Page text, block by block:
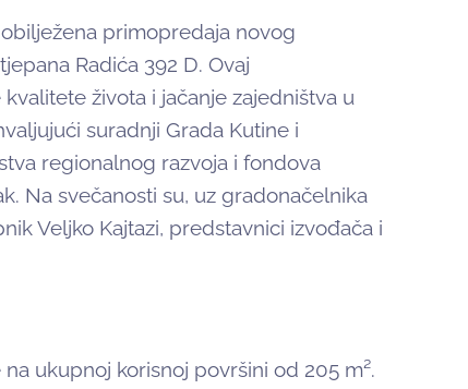
primopredaja novog
Radića 392 D. Ovaj
života i jačanje zajedništva u
suradnji Grada Kutine i
regionalnog razvoja i fondova
Na svečanosti su, uz gradonačelnika
Veljko Kajtazi, predstavnici izvođača i
ukupnoj korisnoj površini od 205 m².